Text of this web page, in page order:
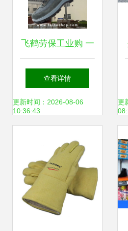
飞鹤劳保工业购 一
站式详解劳保用品
大类与采购
查看详情
更新时间：2026-08-06
10:36:43
更